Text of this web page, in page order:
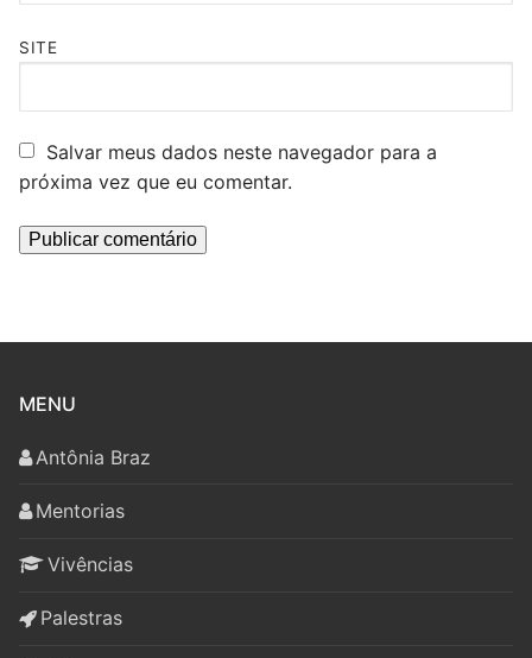
SITE
Salvar meus dados neste navegador para a
próxima vez que eu comentar.
MENU
Antônia Braz
Mentorias
Vivências
Palestras